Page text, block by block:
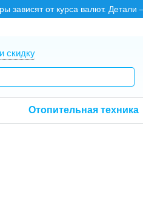
зависят от курса валют.
скидку
Отопительная техника